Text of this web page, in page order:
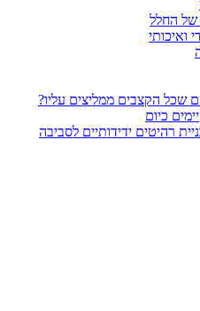
ואיכותי
שכל הקצבים ממליצים עליו?
כיום
רהיטים ידידותיים לסביבה